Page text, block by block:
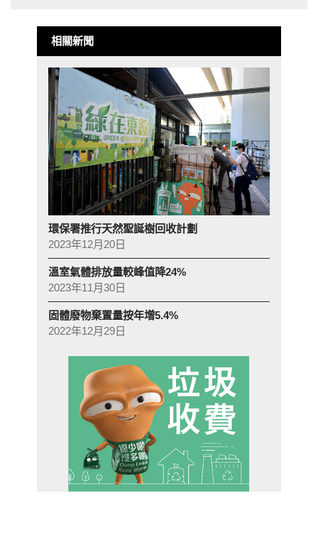
相關新聞
環保署推行天然聖誕樹回收計劃
2023年12月20日
溫室氣體排放量較峰值降24%
2023年11月30日
固體廢物棄置量按年增5.4%
2022年12月29日